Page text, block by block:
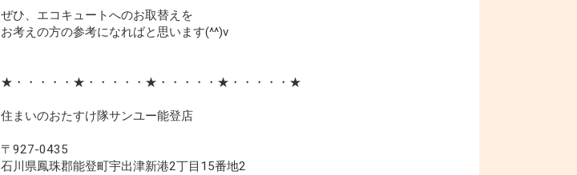
ぜひ、エコキュートへのお取替えを
お考えの方の参考になればと思います(^^)v
★・・・・・★・・・・・★・・・・・★・・・・・★
住まいのおたすけ隊サンユー能登店
〒927-0435
石川県鳳珠郡能登町宇出津新港2丁目15番地2